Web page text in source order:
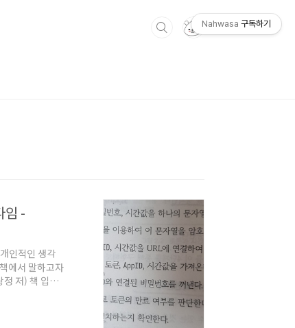
임 -
인적인 생각
에서 말하고자
정 저) 책 입니
제가 아니라
Nahwasa 구독하기